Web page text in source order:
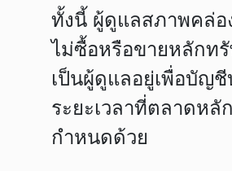
ทั้งนี้ ผู้ดูแลสภาพคล่อ
ไม่ซื้อหรือขายหลักท
เป็นผู้ดูแลอยู่เพื่อบัญ
ระยะเวลาที่ตลาดหลั
กำหนดด้วย